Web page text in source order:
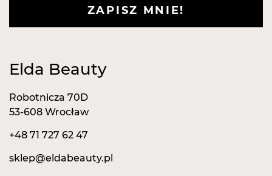
ZAPISZ MNIE!
Elda Beauty
Robotnicza 70D
53-608 Wrocław
+48 71 727 62 47
sklep@eldabeauty.pl